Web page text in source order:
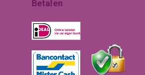
Betalen